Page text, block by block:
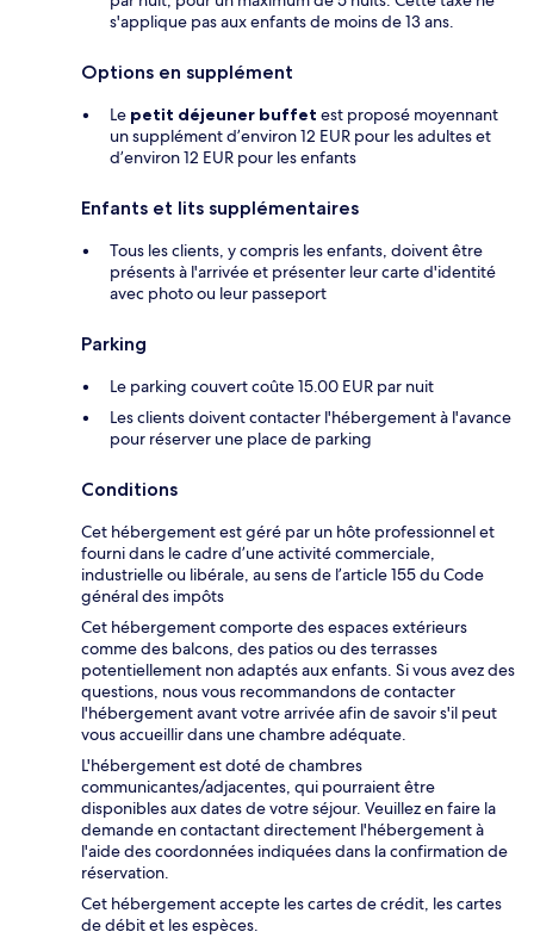
s'applique pas aux enfants de moins de 13 ans.
Options en supplément
Le petit déjeuner buffet est proposé moyennant
un supplément d’environ 12 EUR pour les adultes et
d’environ 12 EUR pour les enfants
Enfants et lits supplémentaires
Tous les clients, y compris les enfants, doivent être
présents à l'arrivée et présenter leur carte d'identité
avec photo ou leur passeport
Parking
Le parking couvert coûte 15.00 EUR par nuit
Les clients doivent contacter l'hébergement à l'avance
pour réserver une place de parking
Conditions
Cet hébergement est géré par un hôte professionnel et
fourni dans le cadre d’une activité commerciale,
industrielle ou libérale, au sens de l’article 155 du Code
général des impôts
Cet hébergement comporte des espaces extérieurs
comme des balcons, des patios ou des terrasses
potentiellement non adaptés aux enfants. Si vous avez des
questions, nous vous recommandons de contacter
l'hébergement avant votre arrivée afin de savoir s'il peut
vous accueillir dans une chambre adéquate.
L'hébergement est doté de chambres
communicantes/adjacentes, qui pourraient être
disponibles aux dates de votre séjour. Veuillez en faire la
demande en contactant directement l'hébergement à
l'aide des coordonnées indiquées dans la confirmation de
réservation.
Cet hébergement accepte les cartes de crédit, les cartes
de débit et les espèces.